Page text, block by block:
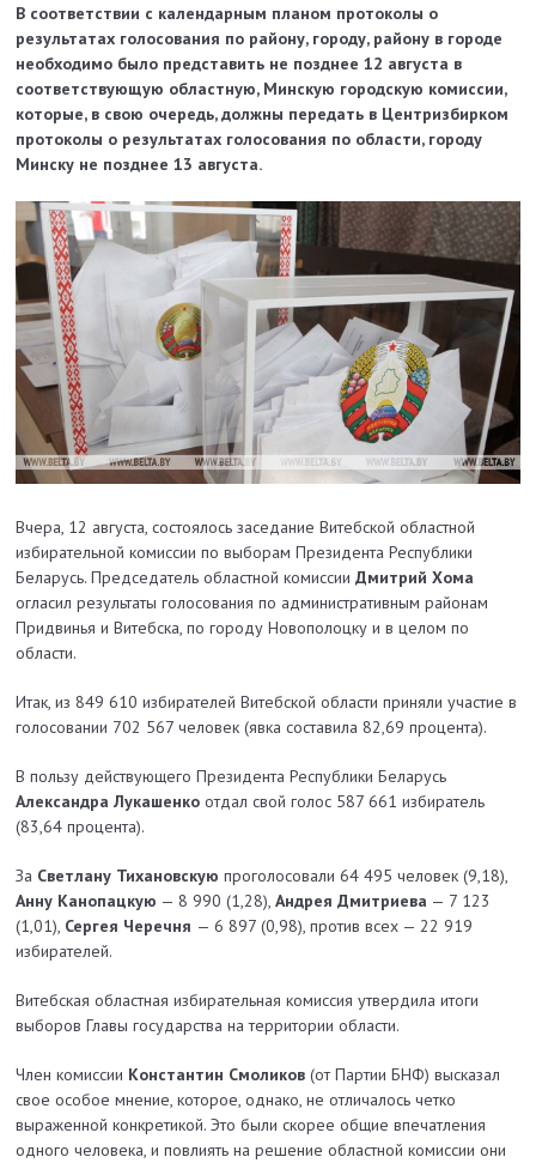
В соответствии с календарным планом протоколы о
результатах голосования по району, городу, району в городе
необходимо было представить не позднее 12 августа в
соответствующую областную, Минскую городскую комиссии,
которые, в свою очередь, должны передать в Центризбирком
протоколы о результатах голосования по области, городу
Минску не позднее 13 августа.
Вчера, 12 августа, состоялось заседание Витебской областной
избирательной комиссии по выборам Президента Республики
Беларусь. Председатель областной комиссииДмитрий Хома
огласил результаты голосования по административным районам
Придвинья и Витебска, по городу Новополоцку и в целом по
области.
Итак, из 849 610 избирателей Витебской области приняли участие в
голосовании 702 567 человек (явка составила 82,69 процента).
В пользу действующего Президента Республики Беларусь
Александра Лукашенкоотдал свой голос 587 661 избиратель
(83,64 процента).
За Светлану Тихановскуюпроголосовали 64 495 человек (9,18),
Анну Канопацкую — 8 990 (1,28),Андрея Дмитриева — 7 123
(1,01), Сергея Черечня — 6 897 (0,98), против всех — 22 919
избирателей.
Витебская областная избирательная комиссия утвердила итоги
выборов Главы государства на территории области.
Член комиссии Константин Смоликов(от Партии БНФ) высказал
свое особое мнение, которое, однако, не отличалось четко
выраженной конкретикой. Это были скорее общие впечатления
одного человека, и повлиять на решение областной комиссии они